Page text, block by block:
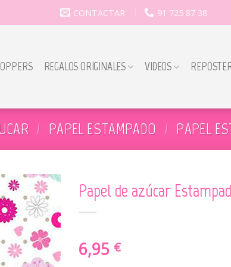
CONTACTAR 91 725 87 38
REGALOS ORIGINALES VIDEOS
/ PAPEL ESTAMPADO / PAPEL
Papel de azúcar
6,95 €